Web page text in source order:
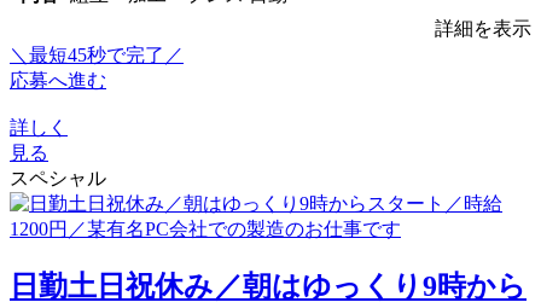
詳細を表示
＼最短45秒で完了／
応募へ進む
詳しく
見る
スペシャル
日勤土日祝休み／朝はゆっくり9時から